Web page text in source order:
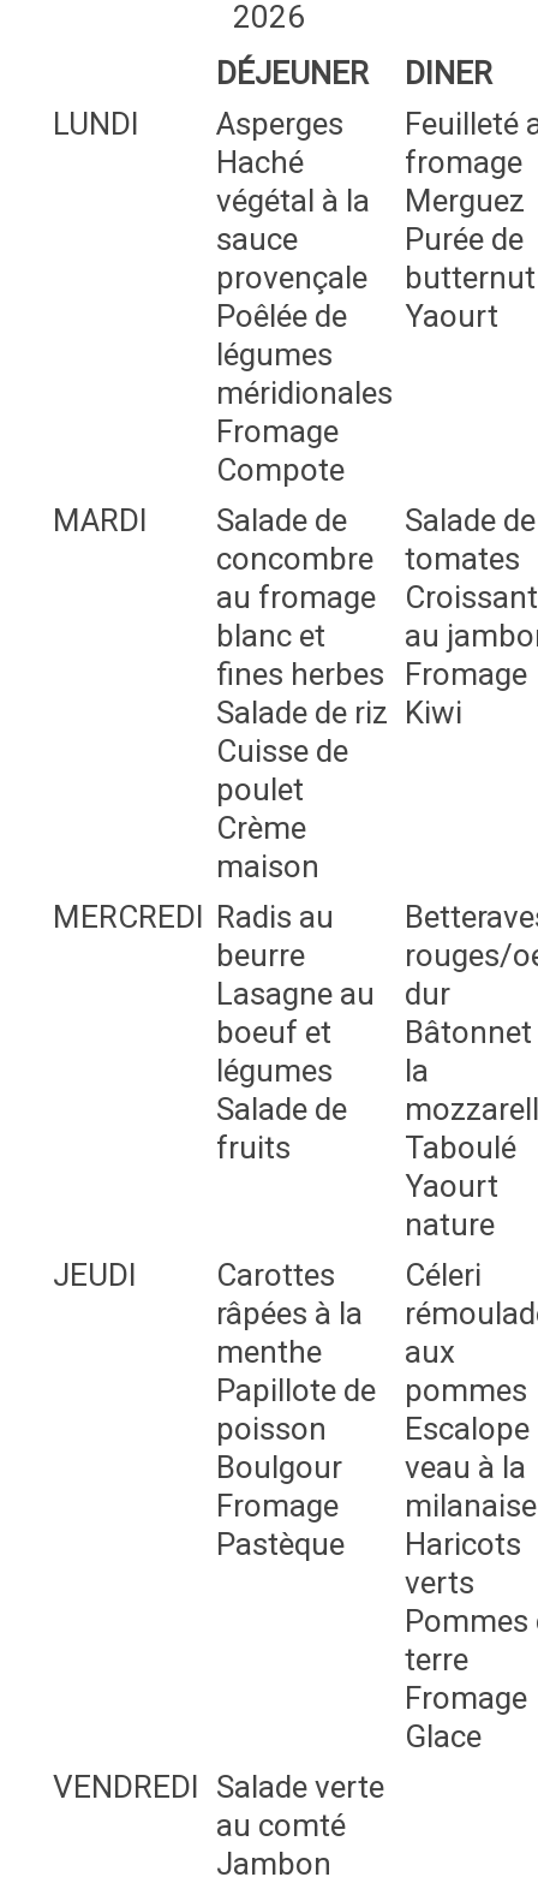
2026
DÉJEUNER
DINER
LUNDI
Asperges
Haché
végétal à la
sauce
provençale
Poêlée de
légumes
méridionales
Fromage
Compote
Feuilleté
fromage
Merguez
Purée de
butternut
Yaourt
MARDI
Salade de
concombre
au fromage
blanc et
fines herbes
Salade de riz
Cuisse de
poulet
Crème
maison
Salade de
tomates
Croissant
au
Fromage
Kiwi
MERCREDI Radis au
beurre
Lasagne au
boeuf et
légumes
Salade de
fruits
rouges/
dur
Bâtonnet
la
Taboulé
Yaourt
nature
JEUDI
Carottes
râpées à la
menthe
Papillote de
poisson
Boulgour
Fromage
Pastèque
Céleri
aux
pommes
Escalope
veau à la
milanaise
Haricots
verts
Pommes
terre
Fromage
Glace
VENDREDI Salade verte
au comté
Jambon